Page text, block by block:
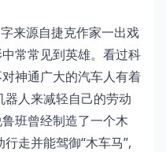
来源自捷克作家一出戏
常常见到英雄。看过科
神通广大的汽车人有着
人来减轻自己的劳动
班曾经制造了一个木
走并能驾御“木车马”,